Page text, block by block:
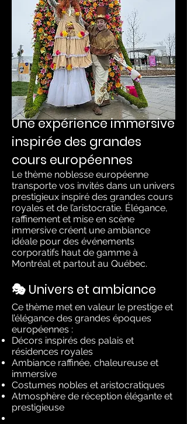
Une expérience immersive
inspirée des grandes
cours européennes
Le thème noblesse européenne
transporte vos invités dans un univers
prestigieux inspiré des grandes cours
royales et de l’aristocratie. Élégance,
raffinement et mise en scène
immersive créent une ambiance
idéale pour des événements
corporatifs haut de gamme à
Montréal et partout au Québec.
🎭 Univers et ambiance
Ce thème met en valeur le prestige et
l’élégance des grandes époques
européennes :
Décors inspirés des palais et
résidences royales
Ambiance raffinée, chaleureuse et
immersive
Costumes nobles et aristocratiques
Atmosphère de réception élégante et
prestigieuse